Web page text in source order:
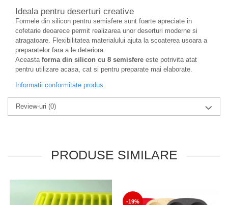
Ideala pentru deserturi creative
Formele din silicon pentru semisfere sunt foarte apreciate in
cofetarie deoarece permit realizarea unor deserturi moderne si
atragatoare. Flexibilitatea materialului ajuta la scoaterea usoara a
preparatelor fara a le deteriora.
Aceasta forma din silicon cu 8 semisfere este potrivita atat
pentru utilizare acasa, cat si pentru preparate mai elaborate.
Informatii conformitate produs
Review-uri (0)
PRODUSE SIMILARE
-19%